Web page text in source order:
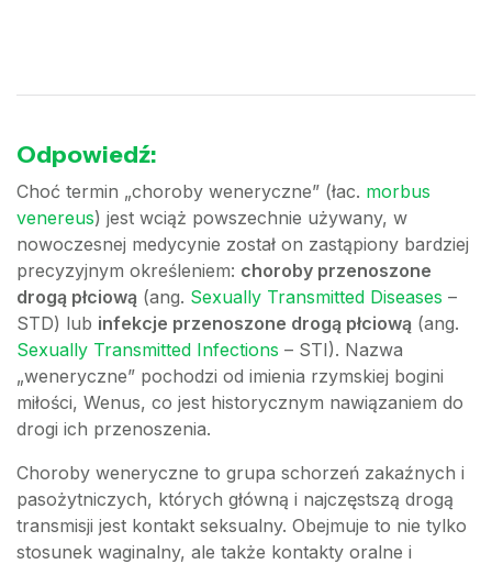
Odpowiedź:
Choć termin „choroby weneryczne” (łac. morbus
venereus) jest wciąż powszechnie używany, w
nowoczesnej medycynie został on zastąpiony bardziej
precyzyjnym określeniem: choroby przenoszone
drogą płciową (ang. Sexually Transmitted Diseases –
STD) lub infekcje przenoszone drogą płciową (ang.
Sexually Transmitted Infections – STI). Nazwa
„weneryczne” pochodzi od imienia rzymskiej bogini
miłości, Wenus, co jest historycznym nawiązaniem do
drogi ich przenoszenia.
Choroby weneryczne to grupa schorzeń zakaźnych i
pasożytniczych, których główną i najczęstszą drogą
transmisji jest kontakt seksualny. Obejmuje to nie tylko
stosunek waginalny, ale także kontakty oralne i